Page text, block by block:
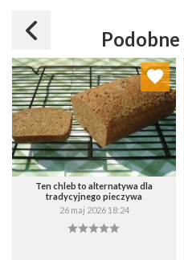
Ten chleb to alternatywa dla
tradycyjnego pieczywa
26 maj 2026 18:24
Dodaj do ulubionych
Wybierz listę: